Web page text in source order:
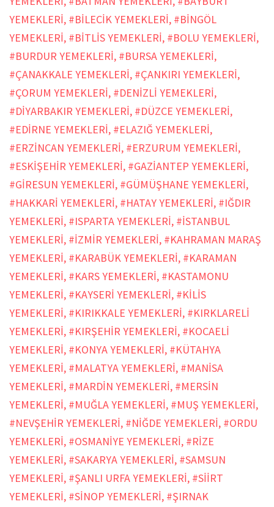
YEMEKLERİ, #BİLECİK YEMEKLERİ, #BİNGÖL
YEMEKLERİ, #BİTLİS YEMEKLERİ, #BOLU YEMEKLERİ,
#BURDUR YEMEKLERİ, #BURSA YEMEKLERİ,
#ÇANAKKALE YEMEKLERİ, #ÇANKIRI YEMEKLERİ,
#ÇORUM YEMEKLERİ, #DENİZLİ YEMEKLERİ,
#DİYARBAKIR YEMEKLERİ, #DÜZCE YEMEKLERİ,
#EDİRNE YEMEKLERİ, #ELAZIĞ YEMEKLERİ,
#ERZİNCAN YEMEKLERİ, #ERZURUM YEMEKLERİ,
#ESKİŞEHİR YEMEKLERİ, #GAZİANTEP YEMEKLERİ,
#GİRESUN YEMEKLERİ, #GÜMÜŞHANE YEMEKLERİ,
#HAKKARİ YEMEKLERİ, #HATAY YEMEKLERİ, #IĞDIR
YEMEKLERİ, #ISPARTA YEMEKLERİ, #İSTANBUL
YEMEKLERİ, #İZMİR YEMEKLERİ, #KAHRAMAN MARAŞ
YEMEKLERİ, #KARABÜK YEMEKLERİ, #KARAMAN
YEMEKLERİ, #KARS YEMEKLERİ, #KASTAMONU
YEMEKLERİ, #KAYSERİ YEMEKLERİ, #KİLİS
YEMEKLERİ, #KIRIKKALE YEMEKLERİ, #KIRKLARELİ
YEMEKLERİ, #KIRŞEHİR YEMEKLERİ, #KOCAELİ
YEMEKLERİ, #KONYA YEMEKLERİ, #KÜTAHYA
YEMEKLERİ, #MALATYA YEMEKLERİ, #MANİSA
YEMEKLERİ, #MARDİN YEMEKLERİ, #MERSİN
YEMEKLERİ, #MUĞLA YEMEKLERİ, #MUŞ YEMEKLERİ,
#NEVŞEHİR YEMEKLERİ, #NİĞDE YEMEKLERİ, #ORDU
YEMEKLERİ, #OSMANİYE YEMEKLERİ, #RİZE
YEMEKLERİ, #SAKARYA YEMEKLERİ, #SAMSUN
YEMEKLERİ, #ŞANLI URFA YEMEKLERİ, #SİİRT
YEMEKLERİ, #SİNOP YEMEKLERİ, #ŞIRNAK